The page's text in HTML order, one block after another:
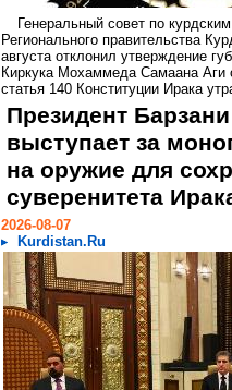
Генеральный совет по
Регионального правительства
августа отклонил утверждение
Киркука Мохаммеда Самаана Аги
статья 140 Конституции Ирака
Президент Барзани
выступает за
на оружие для
суверенитета
2026-08-07
Kurdistan.Ru